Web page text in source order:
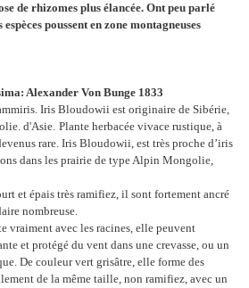
de rhizomes plus élancée. Ont peu parlé
poussent en zone montagneuses
Alexander Von Bunge 1833
Iris Bloudowii est originaire de Sibérie,
d'Asie. Plante herbacée vivace rustique, à
rare. Iris Bloudowii, est très proche d’iris
dans les prairie de type Alpin Mongolie,
et épais très ramifiez, il sont fortement ancré
nombreuse.
vraiment avec les racines, elle peuvent
et protégé du vent dans une crevasse, ou un
De couleur vert grisâtre, elle forme des
de la même taille, non ramifiez, avec un